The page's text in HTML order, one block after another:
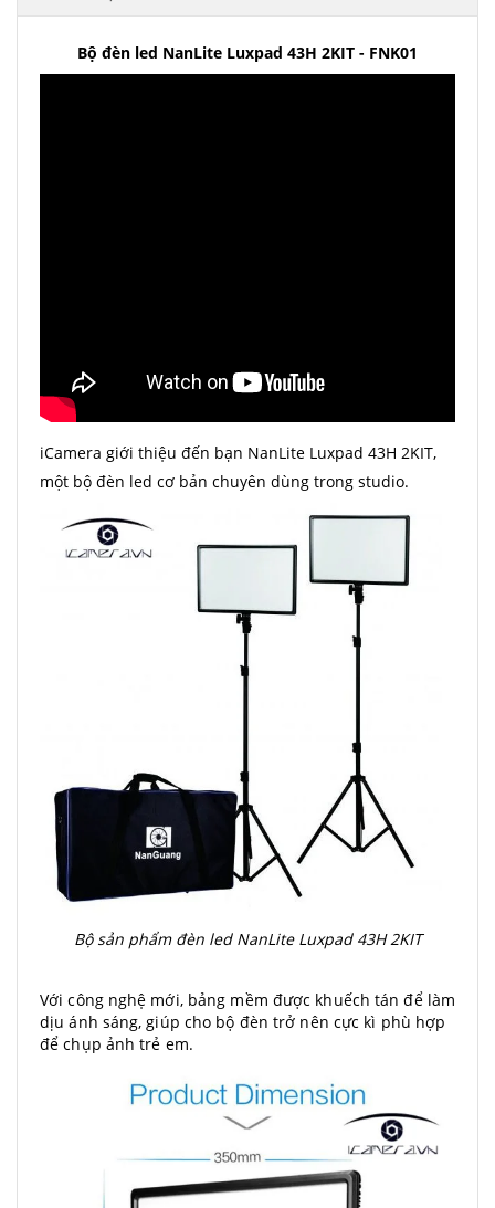
Bộ đèn led NanLite Luxpad 43H 2KIT - FNK01
iCamera giới thiệu đến bạn NanLite Luxpad 43H 2KIT,
một bộ đèn led cơ bản chuyên dùng trong studio.
Bộ sản phẩm đèn led NanLite Luxpad 43H 2KIT
Với công nghệ mới, bảng mềm được khuếch tán để làm
dịu ánh sáng, giúp cho bộ đèn trở nên cực kì phù hợp
để chụp ảnh trẻ em.